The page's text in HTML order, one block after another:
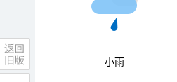
小雨